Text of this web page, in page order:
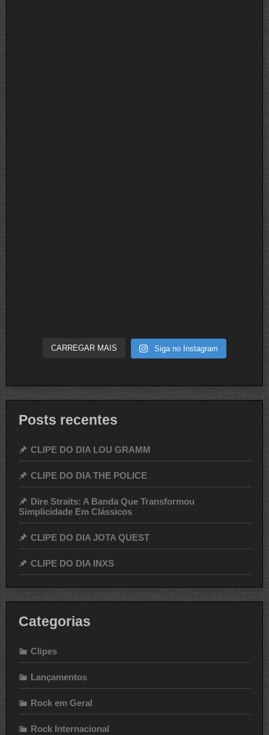
CARREGAR MAIS Siga no Instagram
Posts recentes
CLIPE DO DIA LOU GRAMM
CLIPE DO DIA THE POLICE
Dire Straits: A Banda Que Transformou
Simplicidade Em Clássicos
CLIPE DO DIA JOTA QUEST
CLIPE DO DIA INXS
Categorias
Clipes
Lançamentos
Rock em Geral
Rock Internacional